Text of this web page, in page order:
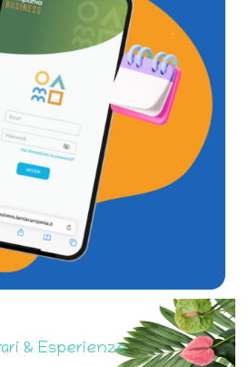
& Esperienze